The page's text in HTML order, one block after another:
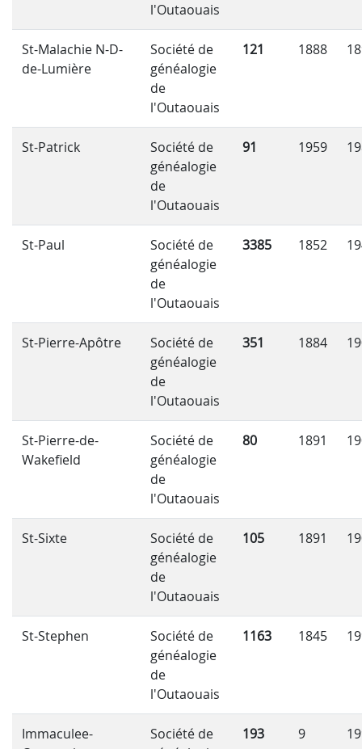
l'Outaouais
St-Malachie N-D-
de-Lumière
Société de
généalogie
de
l'Outaouais
121 1888
St-Patrick
Société de
généalogie
de
l'Outaouais
91 1959
St-Paul
Société de
généalogie
de
l'Outaouais
3385 1852
St-Pierre-Apôtre
Société de
généalogie
de
l'Outaouais
351 1884
St-Pierre-de-
Wakefield
Société de
généalogie
de
l'Outaouais
80 1891
St-Sixte
Société de
généalogie
de
l'Outaouais
105 1891
St-Stephen
Société de
généalogie
de
l'Outaouais
1163 1845
Immaculee-
Société de
193 9